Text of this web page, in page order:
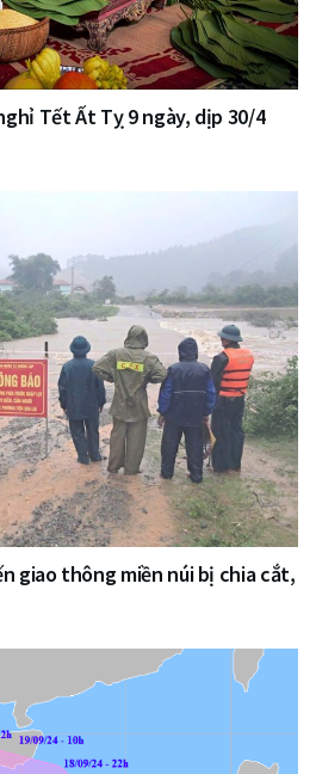
Tết Ất Tỵ 9 ngày, dịp 30/4
giao thông miền núi bị chia cắt,